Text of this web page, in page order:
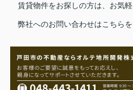
賃貸物件をお探しの方は、お気軽
弊社へのお問い合わせはこちら